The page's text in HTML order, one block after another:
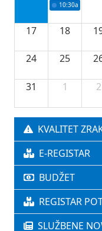
10:30a
17 18
24 25
31 1 2
KVALITET
E-REGISTAR
BUDŽET
REGISTAR
SLUŽBENE